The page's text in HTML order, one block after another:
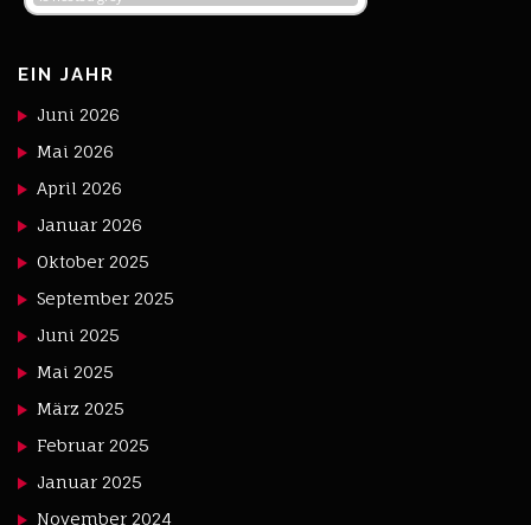
EIN JAHR
Juni 2026
Mai 2026
April 2026
Januar 2026
Oktober 2025
September 2025
Juni 2025
Mai 2025
März 2025
Februar 2025
Januar 2025
November 2024